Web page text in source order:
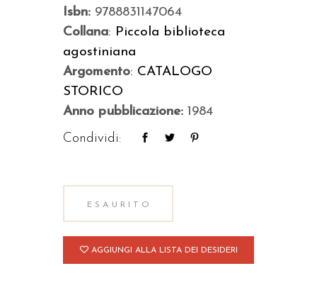
Isbn: 9788831147064
Collana: Piccola biblioteca
agostiniana
Argomento: CATALOGO
STORICO
Anno pubblicazione: 1984
Condividi:
ESAURITO
AGGIUNGI ALLA LISTA DEI DESIDERI